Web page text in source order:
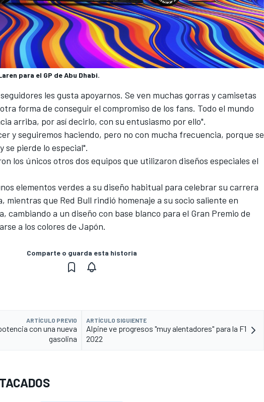
para el GP de Abu Dhabi.
les gusta apoyarnos. Se ven muchas gorras y camisetas
forma de conseguir el compromiso de los fans. Todo el mundo
arriba, por así decirlo, con su entusiasmo por ello".
y seguiremos haciendo, pero no con mucha frecuencia, porque se
se pierde lo especial".
los únicos otros dos equipos que utilizaron diseños especiales el
elementos verdes a su diseño habitual para celebrar su carrera
mientras que Red Bull rindió homenaje a su socio saliente en
cambiando a un diseño con base blanco para el Gran Premio de
a los colores de Japón.
Comparte o guarda esta historia
ARTÍCULO PREVIO
con una nueva
gasolina
ARTÍCULO SIGUIENTE
Alpine ve progresos "muy alentadores" para la F1
2022